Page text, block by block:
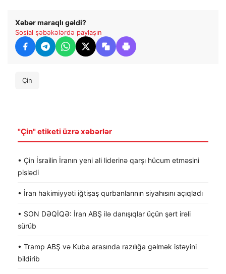
Xəbər maraqlı gəldi?
Sosial şəbəkələrdə paylaşın
Çin
"Çin" etiketi üzrə xəbərlər
• Çin İsrailin İranın yeni ali liderinə qarşı hücum etməsini
pislədi
• İran hakimiyyəti iğtişaş qurbanlarının siyahısını açıqladı
• SON DƏQİQƏ: İran ABŞ ilə danışıqlar üçün şərt irəli
sürüb
• Tramp ABŞ və Kuba arasında razılığa gəlmək istəyini
bildirib